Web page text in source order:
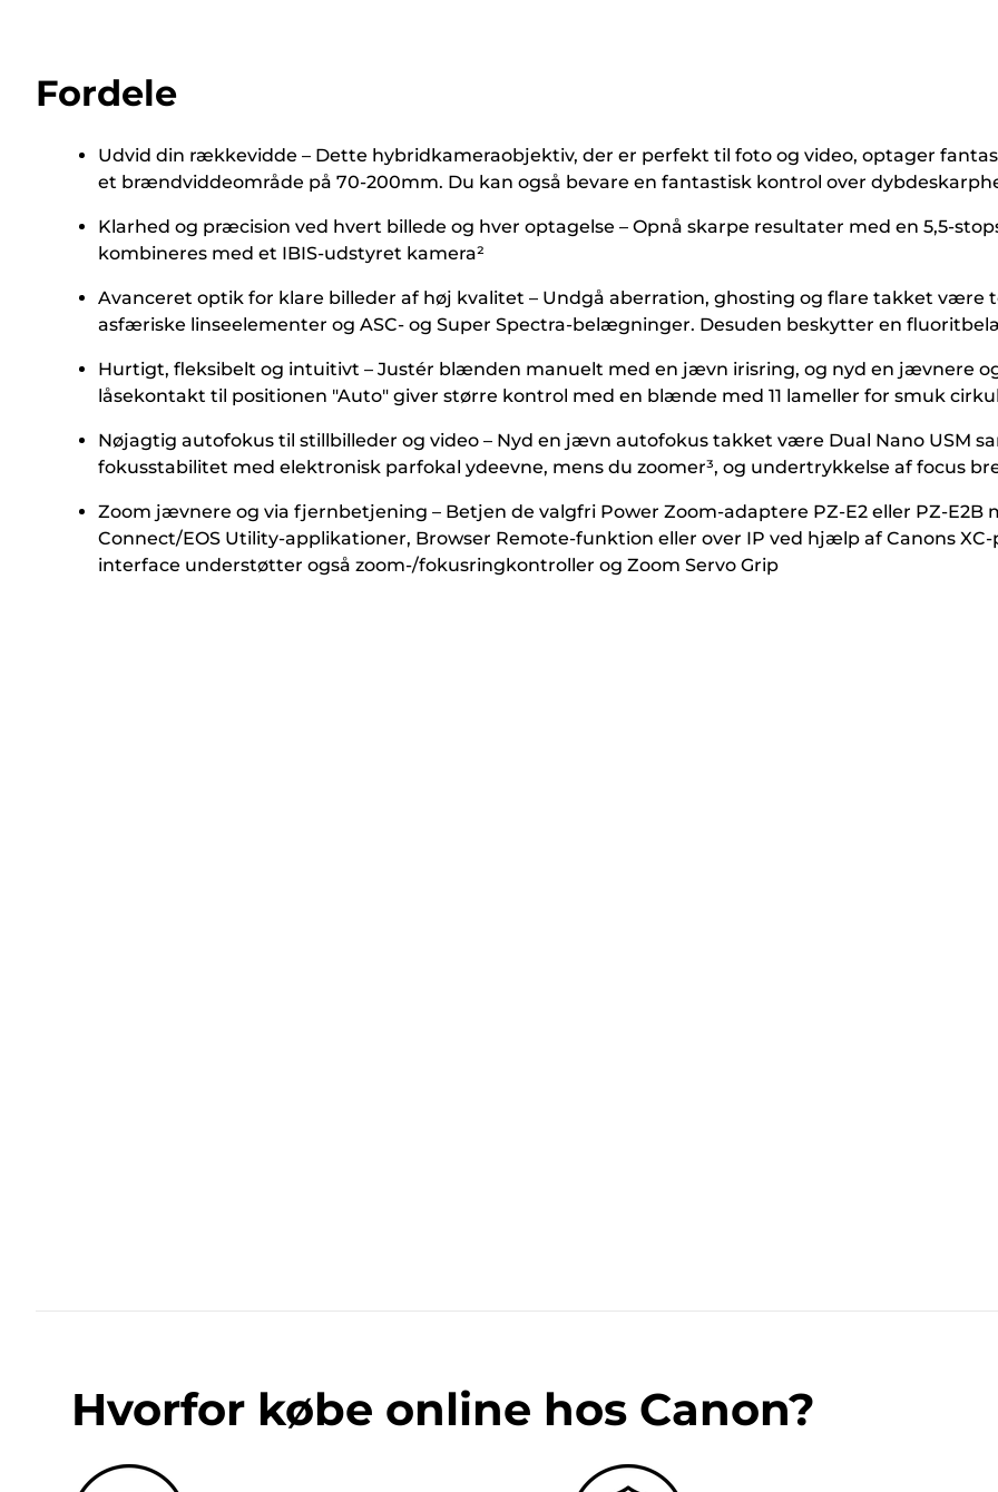
Fordele
Udvid din rækkevidde – Dette hybridkameraobjektiv, der er perfekt til foto og video, optager
et brændviddeområde på 70-200mm. Du kan også bevare en fantastisk kontrol over
Klarhed og præcision ved hvert billede og hver optagelse – Opnå skarpe resultater med en 5,5-
kombineres med et IBIS-udstyret kamera²
Avanceret optik for klare billeder af høj kvalitet – Undgå aberration, ghosting og flare takket være
asfæriske linseelementer og ASC- og Super Spectra-belægninger. Desuden beskytter en
Hurtigt, fleksibelt og intuitivt – Justér blænden manuelt med en jævn irisring, og nyd en jævnere
låsekontakt til positionen "Auto" giver større kontrol med en blænde med 11 lameller for smuk
Nøjagtig autofokus til stillbilleder og video – Nyd en jævn autofokus takket være Dual Nano USM
fokusstabilitet med elektronisk parfokal ydeevne, mens du zoomer³, og undertrykkelse af focus
Zoom jævnere og via fjernbetjening – Betjen de valgfri Power Zoom-adaptere PZ-E2 eller PZ-
Connect/EOS Utility-applikationer, Browser Remote-funktion eller over IP ved hjælp af Canons
interface understøtter også zoom-/fokusringkontroller og Zoom Servo Grip
Hvorfor købe online hos Canon?